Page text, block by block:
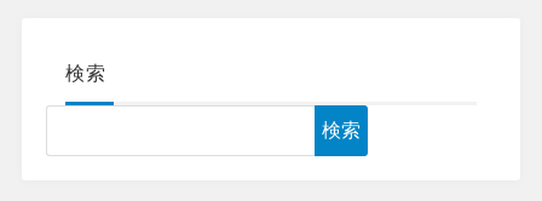
検索
検索